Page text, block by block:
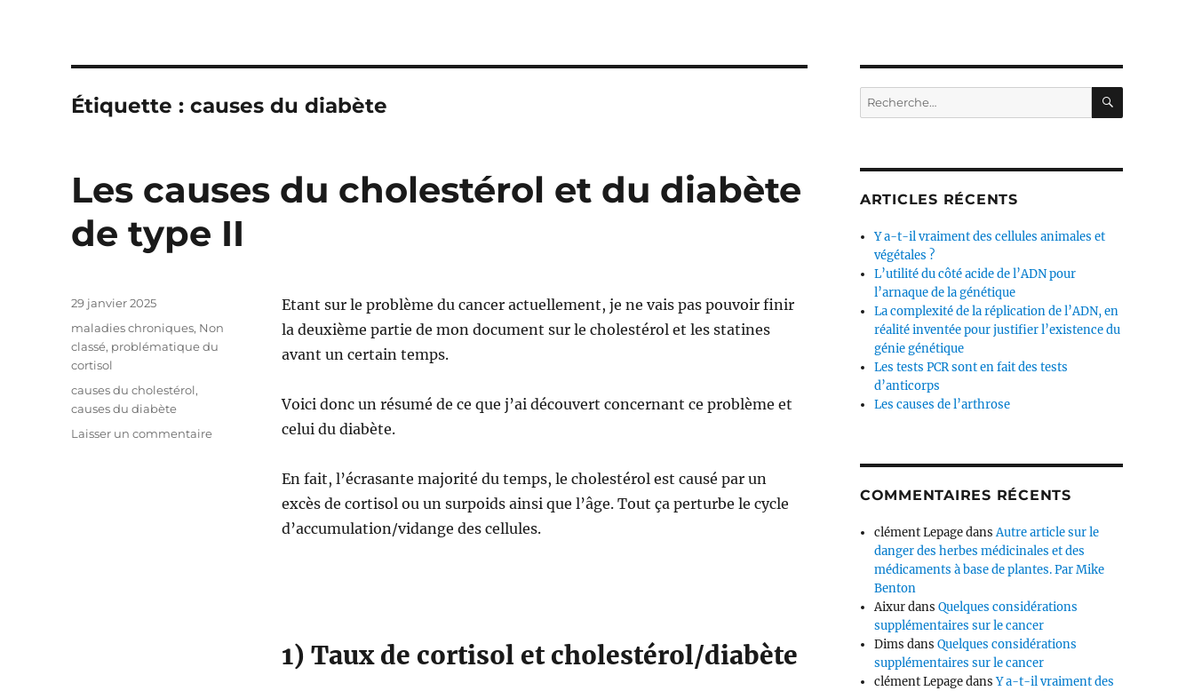
Étiquette : causes du diabète
Les causes du cholestérol et du diabète
de type II
Etant sur le problème du cancer actuellement, je ne vais pas pouvoir finir
la deuxième partie de mon document sur le cholestérol et les statines
avant un certain temps.
Voici donc un résumé de ce que j’ai découvert concernant ce problème et
celui du diabète.
En fait, l’écrasante majorité du temps, le cholestérol est causé par un
excès de cortisol ou un surpoids ainsi que l’âge. Tout ça perturbe le cycle
d’accumulation/vidange des cellules.
1) Taux de cortisol et cholestérol/diabète
Publié
29 janvier 2025
Catégories
maladies chroniques, Non
classé, problématique du
cortisol
Étiquettes
causes du cholestérol,
causes du diabète
Laisser un commentaire
Recherche
pour :
ARTICLES RÉCENTS
Y a-t-il vraiment des cellules animales et
végétales ?
L’utilité du côté acide de l’ADN pour
l’arnaque de la génétique
La complexité de la réplication de l’ADN, en
réalité inventée pour justifier l’existence du
génie génétique
Les tests PCR sont en fait des tests
d’anticorps
Les causes de l’arthrose
COMMENTAIRES RÉCENTS
clément LepagedansAutre article sur le
danger des herbes médicinales et des
médicaments à base de plantes. Par Mike
Benton
AixurdansQuelques considérations
supplémentaires sur le cancer
Dims dansQuelques considérations
supplémentaires sur le cancer
clément LepagedansY a-t-il vraiment des